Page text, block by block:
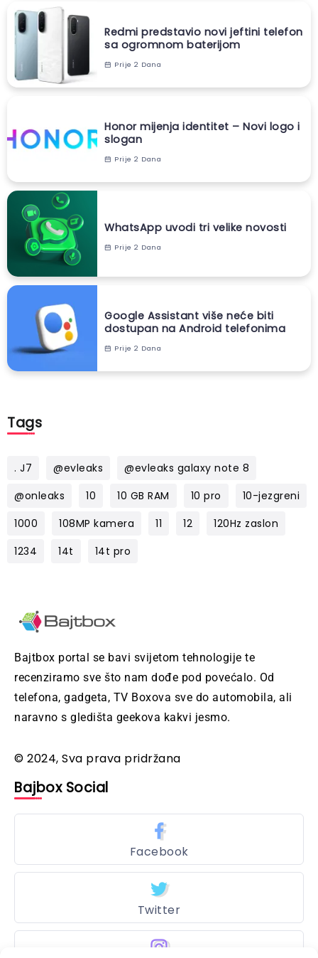
Redmi predstavio novi jeftini telefon
sa ogromnom baterijom
Prije 2 Dana
Honor mijenja identitet – Novi logo i
slogan
Prije 2 Dana
WhatsApp uvodi tri velike novosti
Prije 2 Dana
Google Assistant više neće biti
dostupan na Android telefonima
Prije 2 Dana
Tags
. J7 @evleaks
@evleaks galaxy note 8
@onleaks
10 10 GB RAM 10 pro
10-jezgreni
1000
108MP kamera 11 12
120Hz zaslon
1234
14t 14t pro
Bajtbox portal se bavi svijetom tehnologije te
recenziramo sve što nam dođe pod povećalo. Od
telefona, gadgeta, TV Boxova sve do automobila, ali
naravno s gledišta geekova kakvi jesmo.
© 2024, Sva prava pridržana
Bajbox Social
Facebook
Twitter